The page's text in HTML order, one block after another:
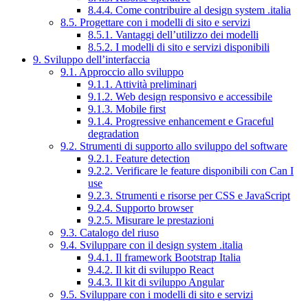
8.4.4. Come contribuire al design system .italia
8.5. Progettare con i modelli di sito e servizi
8.5.1. Vantaggi dell’utilizzo dei modelli
8.5.2. I modelli di sito e servizi disponibili
9. Sviluppo dell’interfaccia
9.1. Approccio allo sviluppo
9.1.1. Attività preliminari
9.1.2. Web design responsivo e accessibile
9.1.3. Mobile first
9.1.4. Progressive enhancement e Graceful
degradation
9.2. Strumenti di supporto allo sviluppo del software
9.2.1. Feature detection
9.2.2. Verificare le feature disponibili con Can I
use
9.2.3. Strumenti e risorse per CSS e JavaScript
9.2.4. Supporto browser
9.2.5. Misurare le prestazioni
9.3. Catalogo del riuso
9.4. Sviluppare con il design system .italia
9.4.1. Il framework Bootstrap Italia
9.4.2. Il kit di sviluppo React
9.4.3. Il kit di sviluppo Angular
9.5. Sviluppare con i modelli di sito e servizi